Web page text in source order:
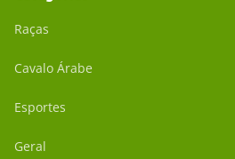
Raças
Cavalo Árabe
Esportes
Geral